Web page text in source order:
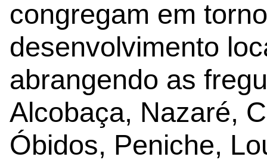
congregam em
desenvolvimento
abrangendo as
Alcobaça, Nazaré,
Óbidos, Peniche,